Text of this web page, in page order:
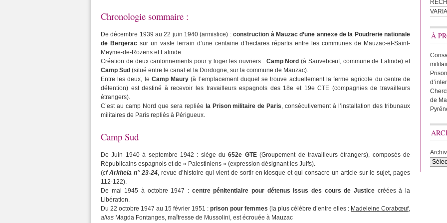
Chronologie sommaire :
De décembre 1939 au 22 juin 1940 (armistice) :construction à Mauzac d’une annexe de la Poudrerie nationale
de Bergerac sur un vaste terrain d’une centaine d’hectares répartis entre les communes de Mauzac-et-Saint-
Meyme-de-Rozens et Lalinde.
Création de deux cantonnements pour y loger les ouvriers : Camp Nord (à Sauvebœuf, commune de Lalinde) et
Camp Sud (situé entre le canal et la Dordogne, sur la commune de Mauzac).
Entre les deux, le Camp Maury (à l’emplacement duquel se trouve actuellement la ferme agricole du centre de
détention) est destiné à recevoir les travailleurs espagnols des 18e et 19e CTE (compagnies de travailleurs
étrangers).
C’est au camp Nord que sera repliée la Prison militaire de Paris, consécutivement à l’installation des tribunaux
militaires de Paris repliés à Périgueux.
Camp Sud
De Juin 1940 à septembre 1942 : siège du652e GTE(Groupement de travailleurs étrangers), composés de
Républicains espagnols et de « Palestiniens » (expression désignant les Juifs).
(cf Arkheia n° 23-24, revue d’histoire qui vient de sortir en kiosque et qui consacre un article sur le sujet, pages
112-122).
De mai 1945 à octobre 1947 : centre pénitentiaire pour détenus issus des cours de Justice créées à la
Libération.
Du 22 octobre 1947 au 15 février 1951 :prison pour femmes (la plus célèbre d’entre elles : Madeleine Corabœuf,
alias Magda Fontanges, maîtresse de Mussolini, est écrouée à Mauzac
VARIA
À
de